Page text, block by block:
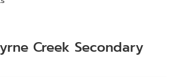
Creek Secondary